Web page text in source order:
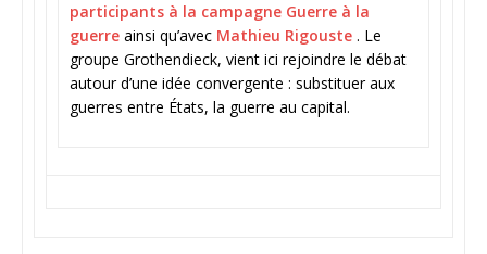
participants à la campagne Guerre à la
guerre ainsi qu’avec Mathieu Rigouste . Le
groupe Grothendieck, vient ici rejoindre le débat
autour d’une idée convergente : substituer aux
guerres entre États, la guerre au capital.